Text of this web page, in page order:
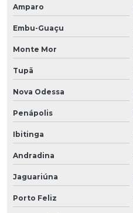
Amparo
Embu-Guaçu
Monte Mor
Tupã
Nova Odessa
Penápolis
Ibitinga
Andradina
Jaguariúna
Porto Feliz